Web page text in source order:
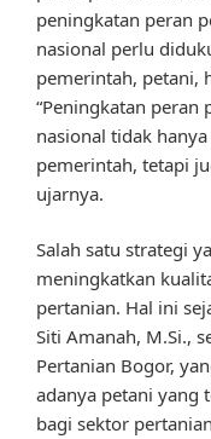
peningkatan peran
nasional perlu
pemerintah, petani,
“Peningkatan peran
nasional tidak
pemerintah, tetapi
ujarnya.
Salah satu strategi
meningkatkan
pertanian. Hal ini
Siti Amanah, M.Si.,
Pertanian Bogor,
adanya petani yang
bagi sektor